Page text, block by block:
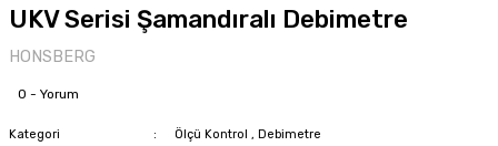
UKV Serisi Şamandıralı Debimetre
HONSBERG
0 - Yorum
Kategori Ölçü Kontrol , Debimetre